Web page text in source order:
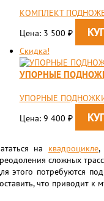
КОМПЛЕКТ
Цена: 3 500 ₽
Скидка!
УПОРНЫЕ
УПОРНЫЕ ПОДНОЖКИ
Цена: 9 400 ₽
на квадроцикле,
сложных
этого потребуются
что приводит к